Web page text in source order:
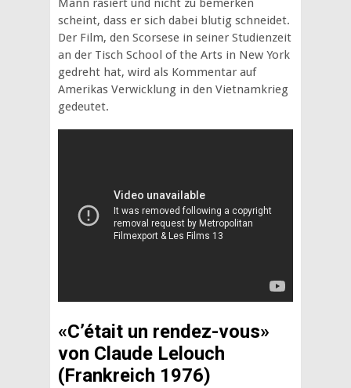
Mann rasiert und nicht zu bemerken
scheint, dass er sich dabei blutig schneidet.
Der Film, den Scorsese in seiner Studienzeit
an der Tisch School of the Arts in New York
gedreht hat, wird als Kommentar auf
Amerikas Verwicklung in den Vietnamkrieg
gedeutet.
«C’était un rendez-vous»
von Claude Lelouch
(Frankreich 1976)